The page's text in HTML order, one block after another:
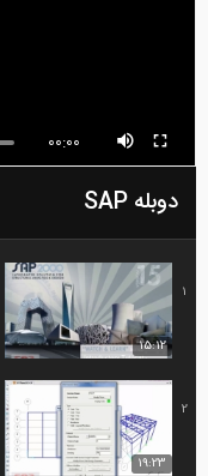
00:00
دوبله SAP
1
15:12
2
19:23